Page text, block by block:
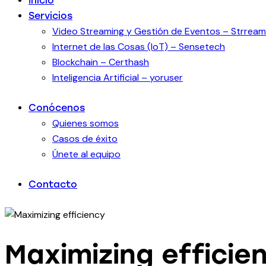
Servicios
Video Streaming y Gestión de Eventos –
Internet de las Cosas (IoT) – Sensetech
Blockchain – Certhash
Inteligencia Artificial – yoruser
Conócenos
Quienes somos
Casos de éxito
Únete al equipo
Contacto
Maximizing